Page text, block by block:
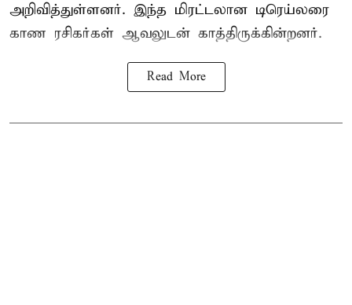
அறிவித்துள்ளனர். இந்த மிரட்டலான டிரெய்லரை
காண ரசிகர்கள் ஆவலுடன் காத்திருக்கின்றனர்.
Read More